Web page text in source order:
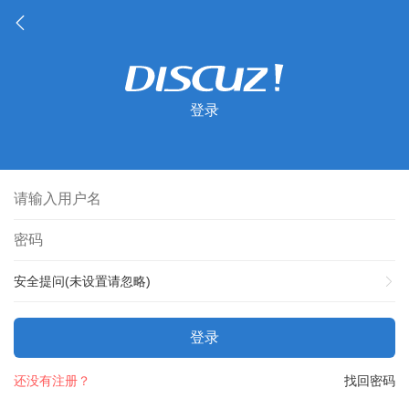
登录
安全提问(未设置请忽略)
登录
找回密码
还没有注册？